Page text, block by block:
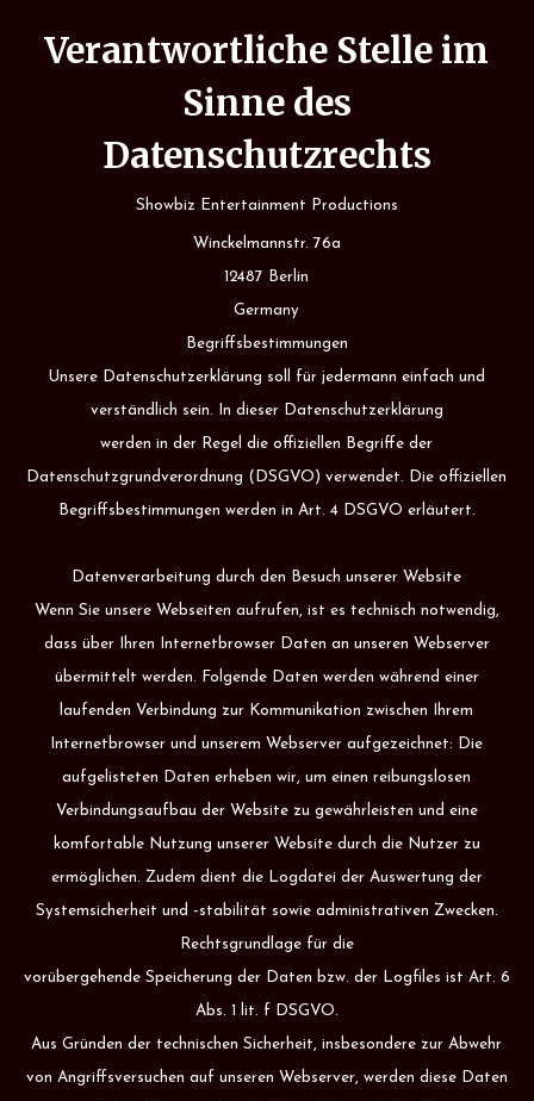
Verantwortliche Stelle im
Sinne des
Datenschutzrechts
Showbiz Entertainment Productions
Winckelmannstr. 76a
12487 Berlin
Germany
Begriffsbestimmungen
Unsere Datenschutzerklärung soll für jedermann einfach und
verständlich sein. In dieser Datenschutzerklärung
werden in der Regel die offiziellen Begriffe der
Datenschutzgrundverordnung (DSGVO) verwendet. Die offiziellen
Begriffsbestimmungen werden in Art. 4 DSGVO erläutert.
Datenverarbeitung durch den Besuch unserer Website
Wenn Sie unsere Webseiten aufrufen, ist es technisch notwendig,
dass über Ihren Internetbrowser Daten an unseren Webserver
übermittelt werden. Folgende Daten werden während einer
laufenden Verbindung zur Kommunikation zwischen Ihrem
Internetbrowser und unserem Webserver aufgezeichnet: Die
aufgelisteten Daten erheben wir, um einen reibungslosen
Verbindungsaufbau der Website zu gewährleisten und eine
komfortable Nutzung unserer Website durch die Nutzer zu
ermöglichen. Zudem dient die Logdatei der Auswertung der
Systemsicherheit und -stabilität sowie administrativen Zwecken.
Rechtsgrundlage für die
vorübergehende Speicherung der Daten bzw. der Logfiles ist Art. 6
Abs. 1 lit. f DSGVO.
Aus Gründen der technischen Sicherheit, insbesondere zur Abwehr
von Angriffsversuchen auf unseren Webserver, werden diese Daten